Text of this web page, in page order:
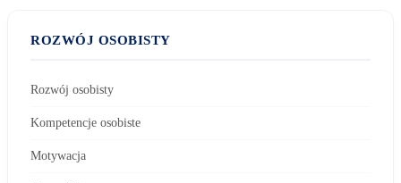
ROZWÓJ OSOBISTY
Rozwój osobisty
Kompetencje osobiste
Motywacja